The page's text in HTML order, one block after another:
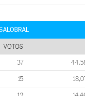
VOTOS
37
15